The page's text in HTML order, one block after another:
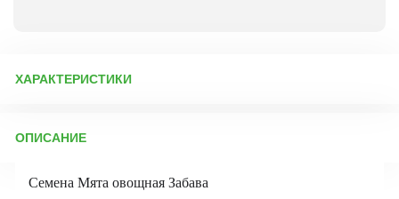
ХАРАКТЕРИСТИКИ
Бренд товара:
ОПИСАНИЕ
Семена Мята овощная Забава